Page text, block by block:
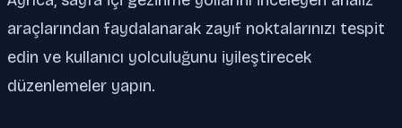
araçlarından faydalanarak zayıf noktalarınızı tespit
edin ve kullanıcı yolculuğunu iyileştirecek
düzenlemeler yapın.